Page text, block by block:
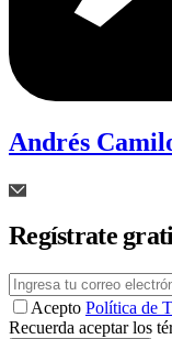
Andrés
Regístrate
Acepto Política de
Recuerda aceptar los